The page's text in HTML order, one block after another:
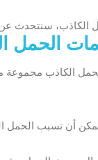
الكاذب، سنتحدث
الحمل
الكاذب مجموعة
أن تسبب الحمل